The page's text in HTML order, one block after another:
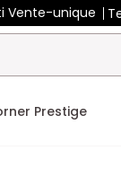
Vente-unique
Prestige